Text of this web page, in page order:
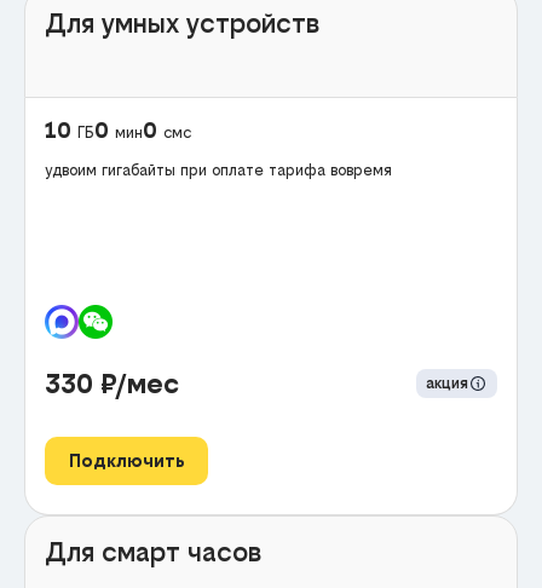
Для умных устройств
10 ГБ0 мин0 смс
удвоим гигабайты при оплате тарифа вовремя
330 ₽/мес акция
Подключить
Для смарт часов